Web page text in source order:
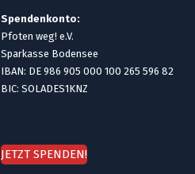
Spendenkonto:
Pfoten weg! e.V.
Sparkasse Bodensee
IBAN: DE 986 905 000 100 265 596 82
BIC: SOLADES1KNZ
JETZT SPENDEN!